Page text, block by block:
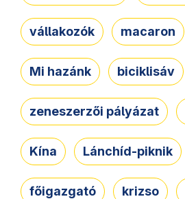
vállakozók macaron
Mi hazánk biciklisáv
zeneszerzői pályázat
Kína Lánchíd-piknik
főigazgató krizso